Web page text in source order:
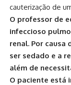
cauterização de
O professor de
infeccioso
renal. Por causa
ser sedado e a
além de
O paciente está